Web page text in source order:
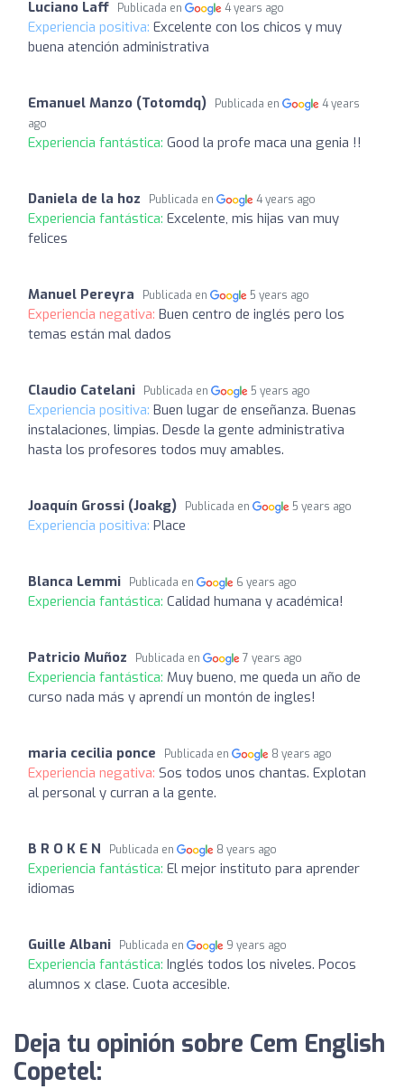
Luciano Laff Publicada en 4 years ago
Experiencia positiva: Excelente con los chicos y muy
buena atención administrativa
Emanuel Manzo (Totomdq) Publicada en
4 years
ago
Experiencia fantástica: Good la profe maca una genia !!
Daniela de la hoz Publicada en 4 years ago
Experiencia fantástica: Excelente, mis hijas van muy
felices
Manuel Pereyra Publicada en 5 years ago
Experiencia negativa: Buen centro de inglés pero los
temas están mal dados
Claudio Catelani Publicada en 5 years ago
Experiencia positiva: Buen lugar de enseñanza. Buenas
instalaciones, limpias. Desde la gente administrativa
hasta los profesores todos muy amables.
Joaquín Grossi (Joakg) Publicada en 5 years ago
Experiencia positiva: Place
Blanca Lemmi Publicada en 6 years ago
Experiencia fantástica: Calidad humana y académica!
Patricio Muñoz Publicada en 7 years ago
Experiencia fantástica: Muy bueno, me queda un año de
curso nada más y aprendí un montón de ingles!
maria cecilia ponce Publicada en 8 years ago
Experiencia negativa: Sos todos unos chantas. Explotan
al personal y curran a la gente.
B R O K E N Publicada en 8 years ago
Experiencia fantástica: El mejor instituto para aprender
idiomas
Guille Albani Publicada en 9 years ago
Experiencia fantástica: Inglés todos los niveles. Pocos
alumnos x clase. Cuota accesible.
Deja tu opinión sobre Cem English
Copetel: